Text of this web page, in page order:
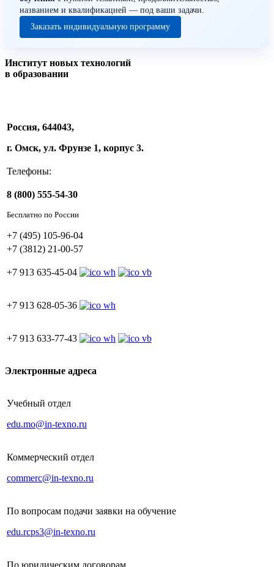
названием и квалификацией — под ваши задачи.
Заказать индивидуальную программу
Институт новых технологий
в образовании
Россия, 644043,
г. Омск, ул. Фрунзе 1, корпус 3.
Телефоны:
8 (800) 555-54-30
Бесплатно по России
+7 (495) 105-96-04
+7 (3812) 21-00-57
+7 913 635-45-04
+7 913 628-05-36
+7 913 633-77-43
Электронные адреса
Учебный отдел
edu.mo@in-texno.ru
Коммерческий отдел
commerc@in-texno.ru
По вопросам подачи заявки на обучение
edu.rcps3@in-texno.ru
По юридическим договорам